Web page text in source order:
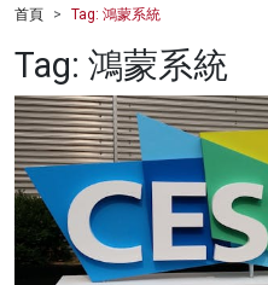
健康
商業
科技
影片
首頁 Tag: 鴻蒙系統
Tag: 鴻蒙系統